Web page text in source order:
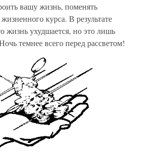
вашу жизнь, поменять
курса. В результате
жизнь ухудшается, но это лишь
темнее всего перед рассветом!